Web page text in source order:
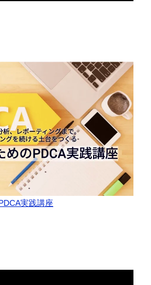
実践講座